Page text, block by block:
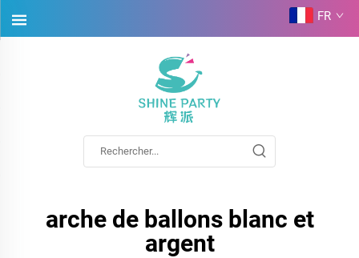
FR
arche de ballons blanc et
argent